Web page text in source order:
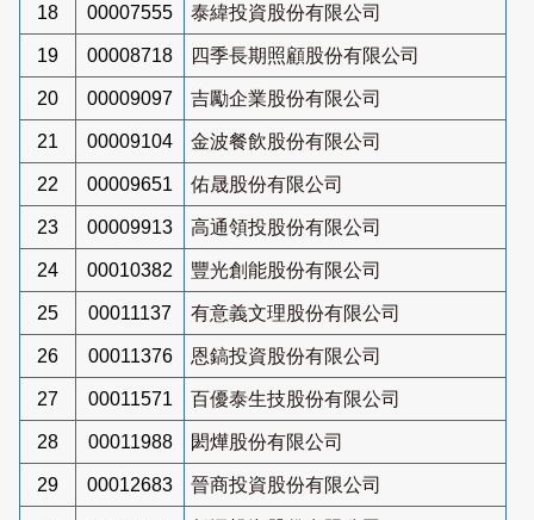
18 00007555 泰緯投資股份有限公司
19 00008718 四季長期照顧股份有限公司
20 00009097 吉勵企業股份有限公司
21 00009104 金波餐飲股份有限公司
22 00009651 佑晟股份有限公司
23 00009913 高通領投股份有限公司
24 00010382 豐光創能股份有限公司
25 00011137 有意義文理股份有限公司
26 00011376 恩鎬投資股份有限公司
27 00011571 百優泰生技股份有限公司
28 00011988 閎燁股份有限公司
29 00012683 晉商投資股份有限公司